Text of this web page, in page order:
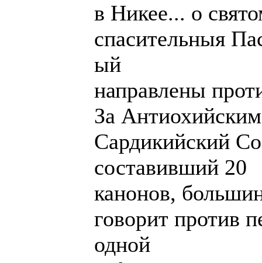
в Никее... о
спасительныя
ый
направлены
За
Сардикийский
составивший 20
канонов,
говорит против
одной